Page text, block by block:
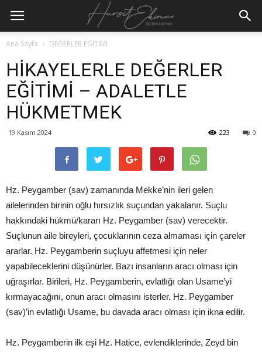
Ana Sayfa DEĞERLER EĞİTİMİ
HİKAYELERLE DEĞERLER
EĞİTİMİ – ADALETLE
HÜKMETMEK
19 Kasım 2024 0
223
Hz. Peygamber (sav) zamanında Mekke’nin ileri gelen
ailelerinden birinin oğlu hırsızlık suçundan yakalanır. Suçlu
hakkındaki hükmü/kararı Hz. Peygamber (sav) verecektir.
Suçlunun aile bireyleri, çocuklarının ceza almaması için çareler
ararlar. Hz. Peygamberin suçluyu affetmesi için neler
yapabileceklerini düşünürler. Bazı insanların aracı olması için
uğraşırlar. Birileri, Hz. Peygamberin, evlatlığı olan Usame’yi
kırmayacağını, onun aracı olmasını isterler. Hz. Peygamber
(sav)’in evlatlığı Usame, bu davada aracı olması için ikna edilir.
Hz. Peygamberin ilk eşi Hz. Hatice, evlendiklerinde, Zeyd bin